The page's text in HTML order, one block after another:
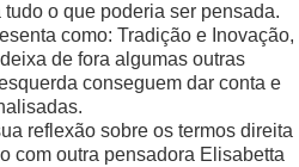
o que poderia ser pensada.
como: Tradição e Inovação,
de fora algumas outras
conseguem dar conta e
reflexão sobre os termos direita
com outra pensadora Elisabetta